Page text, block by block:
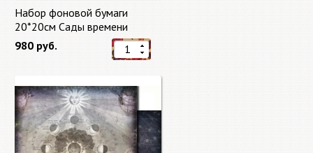
Набор фоновой бумаги
20*20см Сады времени
(Gardens of Time) 10 листов +
бонус от Stamperia
980 руб.